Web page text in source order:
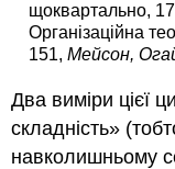
щоквартально,
Організаційна
151, Мейсон,
Два виміри цієї
складність»
навколишньому